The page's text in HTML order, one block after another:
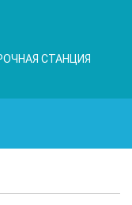
СТАНЦИЯ